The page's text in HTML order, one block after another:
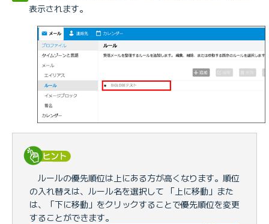
表示されます。
ルールの優先順位は上にある方が高くなります。順位
の入れ替えは、ルール名を選択して 「上に移動」また
は、「下に移動」をクリックすることで優先順位を変更
することができます。